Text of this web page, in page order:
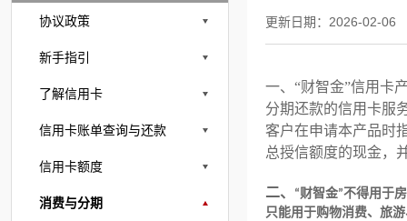
协议政策
新手指引
了解信用卡
信用卡账单查询与还款
信用卡额度
消费与分期
更新日期：2026-02-06
一、 “财智金”信用卡
分期还款的信用卡服
客户在申请本产品时
总授信额度的现金，
二、
“财智金”不得用于
只能用于购物消费、旅